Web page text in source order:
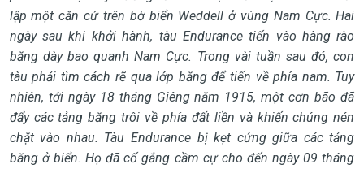
lập một căn cứ trên bờ biển Weddell ở vùng Nam Cực. Hai
ngày sau khi khởi hành, tàu Endurance tiến vào hàng rào
băng dày bao quanh Nam Cực. Trong vài tuần sau đó, con
tàu phải tìm cách rẽ qua lớp băng để tiến về phía nam. Tuy
nhiên, tới ngày 18 tháng Giêng năm 1915, một cơn bão đã
đẩy các tảng băng trôi về phía đất liền và khiến chúng nén
chặt vào nhau. Tàu Endurance bị kẹt cứng giữa các tảng
băng ở biển. Họ đã cố gắng cầm cự cho đến ngày 09 tháng